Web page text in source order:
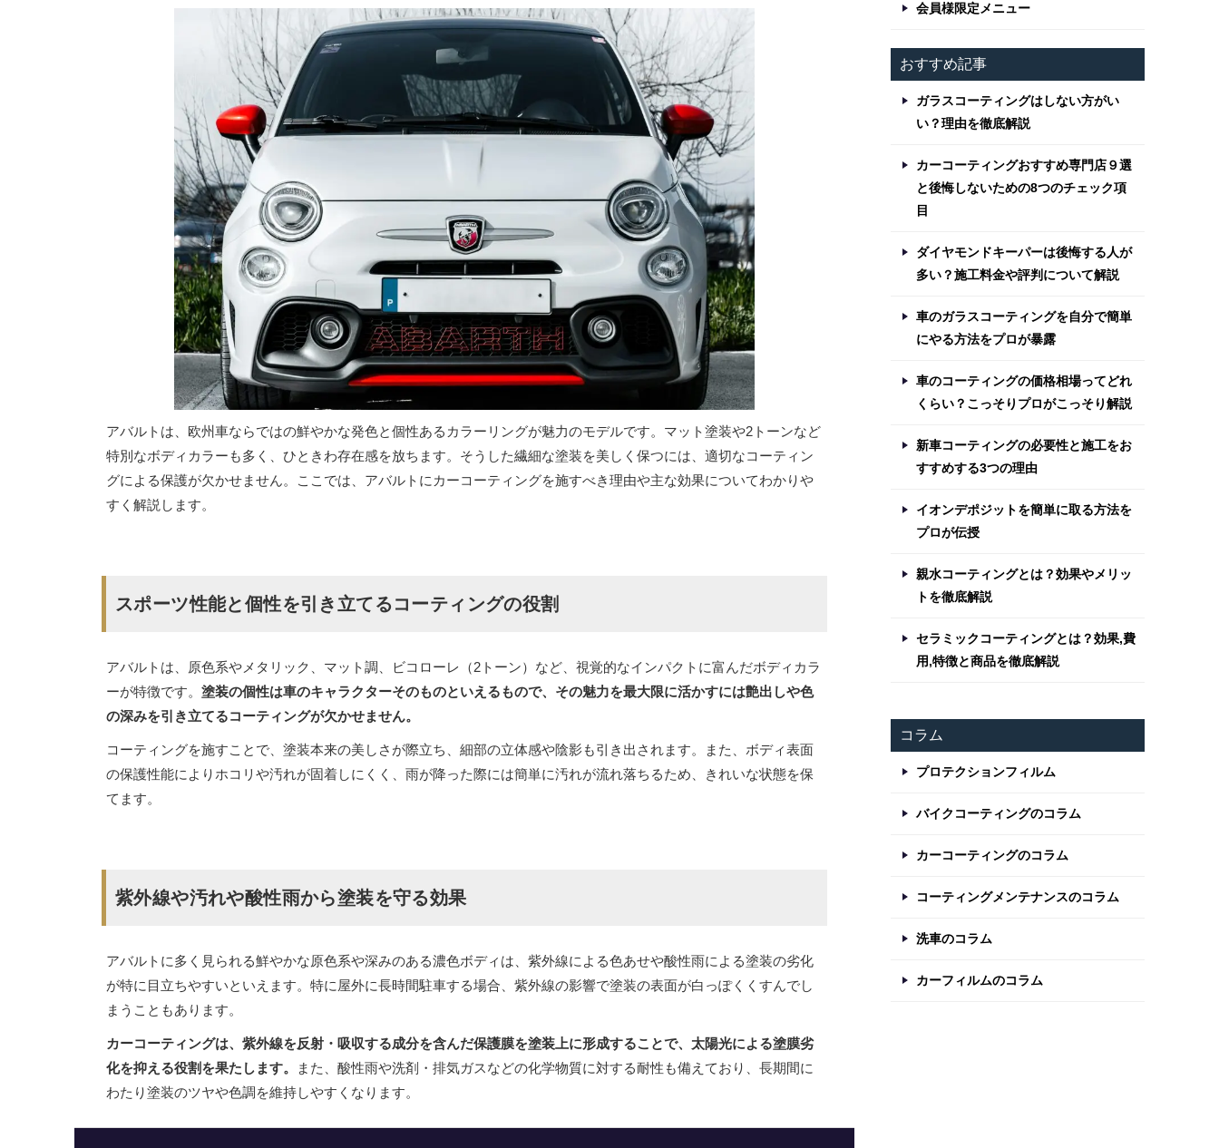
アバルトは、欧州車ならではの鮮やかな発色と個性あるカラーリングが魅力のモデルです。マット塗装や2トーンなど
特別なボディカラーも多く、ひときわ存在感を放ちます。そうした繊細な塗装を美しく保つには、適切なコーティン
グによる保護が欠かせません。ここでは、アバルトにカーコーティングを施すべき理由や主な効果についてわかりや
すく解説します。
スポーツ性能と個性を引き立てるコーティングの役割
アバルトは、原色系やメタリック、マット調、ビコローレ（2トーン）など、視覚的なインパクトに富んだボディカラ
ーが特徴です。 塗装の個性は車のキャラクターそのものといえるもので、その魅力を最大限に活かすには艶出しや色
の深みを引き立てるコーティングが欠かせません。
コーティングを施すことで、塗装本来の美しさが際立ち、細部の立体感や陰影も引き出されます。また、ボディ表面
の保護性能によりホコリや汚れが固着しにくく、雨が降った際には簡単に汚れが流れ落ちるため、きれいな状態を保
てます。
紫外線や汚れや酸性雨から塗装を守る効果
アバルトに多く見られる鮮やかな原色系や深みのある濃色ボディは、紫外線による色あせや酸性雨による塗装の劣化
が特に目立ちやすいといえます。特に屋外に長時間駐車する場合、紫外線の影響で塗装の表面が白っぽくくすんでし
まうこともあります。
カーコーティングは、紫外線を反射・吸収する成分を含んだ保護膜を塗装上に形成することで、太陽光による塗膜劣
化を抑える役割を果たします。
また、酸性雨や洗剤・排気ガスなどの化学物質に対する耐性も備えており、長期間に
わたり塗装のツヤや色調を維持しやすくなります。
会員様限定メニュー
おすすめ記事
ガラスコーティングはしない方がい
い？理由を徹底解説
カーコーティングおすすめ専門店９選
と後悔しないための8つのチェック項
目
ダイヤモンドキーパーは後悔する人が
多い？施工料金や評判について解説
車のガラスコーティングを自分で簡単
にやる方法をプロが暴露
車のコーティングの価格相場ってどれ
くらい？こっそりプロがこっそり解説
新車コーティングの必要性と施工をお
すすめする3つの理由
イオンデポジットを簡単に取る方法を
プロが伝授
親水コーティングとは？効果やメリッ
トを徹底解説
セラミックコーティングとは？効果,費
用,特徴と商品を徹底解説
コラム
プロテクションフィルム
バイクコーティングのコラム
カーコーティングのコラム
コーティングメンテナンスのコラム
洗車のコラム
カーフィルムのコラム